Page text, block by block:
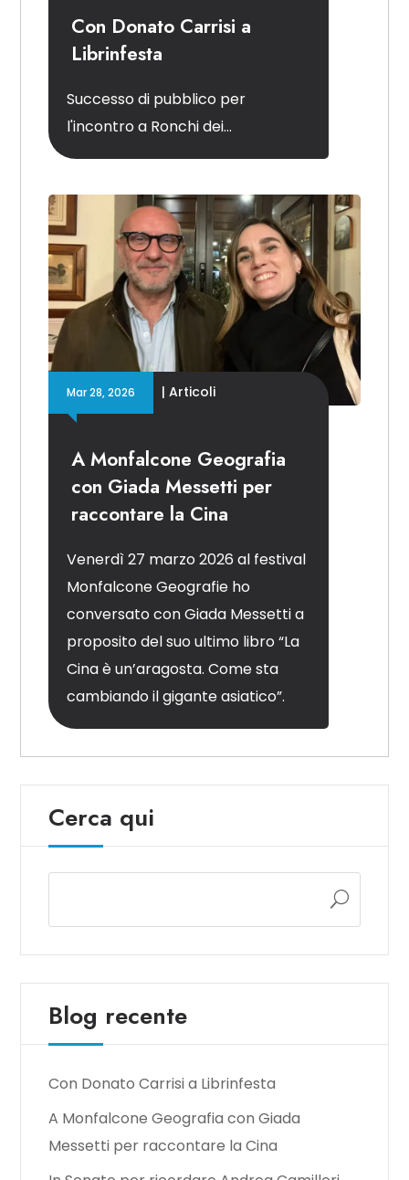
Con Donato Carrisi a
Librinfesta
Successo di pubblico per
l'incontro a Ronchi dei...
A Monfalcone Geografia
con Giada Messetti per
raccontare la Cina
Mar 28, 2026 |Articoli
Venerdì 27 marzo 2026 al festival
Monfalcone Geografie ho
conversato con Giada Messetti a
proposito del suo ultimo libro “La
Cina è un’aragosta. Come sta
cambiando il gigante asiatico”.
Cerca qui
Blog recente
Con Donato Carrisi a Librinfesta
A Monfalcone Geografia con Giada
Messetti per raccontare la Cina